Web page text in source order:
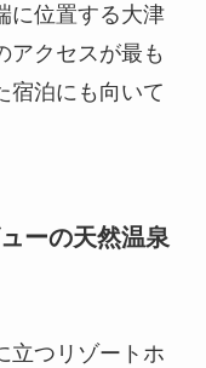
に位置する大津
アクセスが最も
宿泊にも向いて
ーの天然温泉
立つリゾートホ